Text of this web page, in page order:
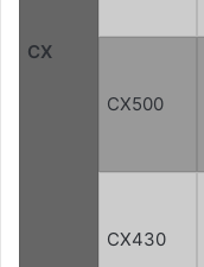
CX
CX500
CX430